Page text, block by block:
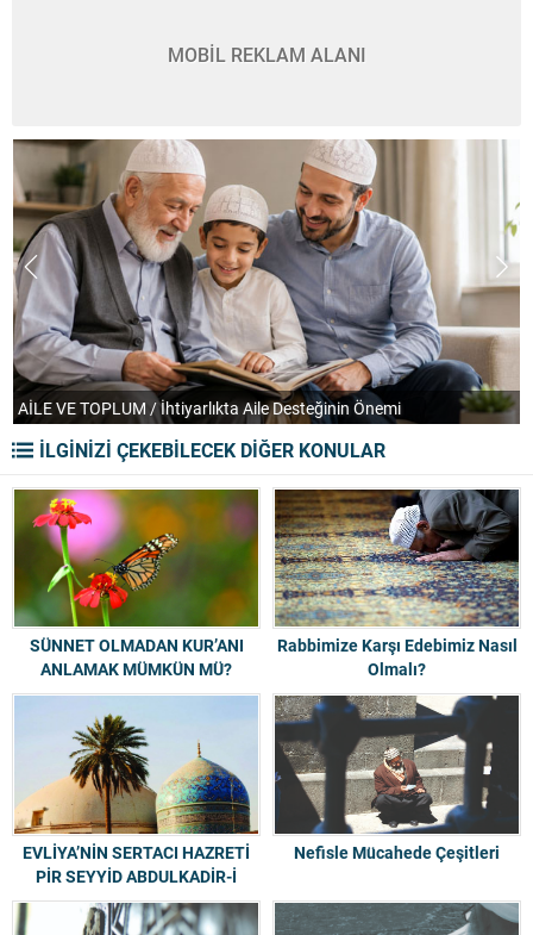
MOBİL REKLAM ALANI
AİLE VE TOPLUM / İhtiyarlıkta Aile Desteğinin Önemi
İLGİNİZİ ÇEKEBİLECEK DİĞER KONULAR
SÜNNET OLMADAN KUR’ANI
ANLAMAK MÜMKÜN MÜ?
Rabbimize Karşı Edebimiz Nasıl
Olmalı?
EVLİYA’NİN SERTACI HAZRETİ
PİR SEYYİD ABDULKADİR-İ
GEYLANİ HAZRETLERİ
Nefisle Mücahede Çeşitleri